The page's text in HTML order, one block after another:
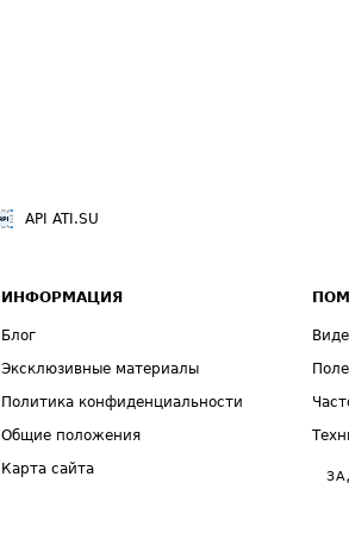
API ATI.SU
ИНФОРМАЦИЯ
Блог
Эксклюзивные материалы
Политика конфиденциальности
Общие положения
Карта сайта